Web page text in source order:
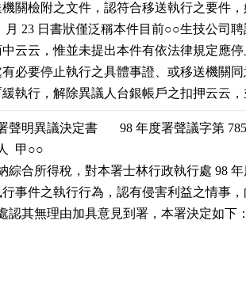
關檢附之文件，認符合移送執行之要件
月 23 日書狀僅泛稱本件目前○○生技公司
云云，惟並未提出本件有依法律規定應
必要停止執行之具體事證、或移送機關
執行，解除異議人台銀帳戶之扣押云云
聲明異議決定書       98 年度署聲議字第
甲○○
綜合所得稅，對本署士林行政執行處 98
行事件之執行行為，認有侵害利益之情事
認其無理由加具意見到署，本署決定如下